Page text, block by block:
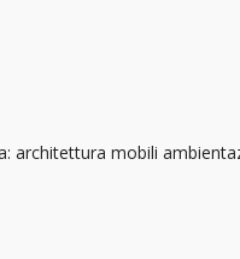
architettura mobili